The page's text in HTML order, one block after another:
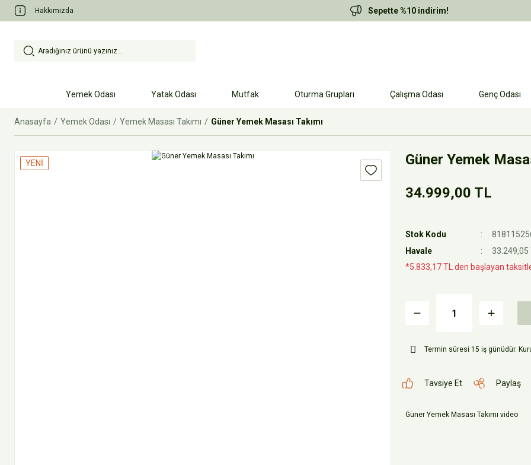
Hakkımızda Sepette %10 indirim!
Yemek Odası Yatak Odası Mutfak Oturma Grupları Çalışma Odası Genç Odası
Anasayfa Yemek Odası Yemek Masası Takımı Güner Yemek Masası Takımı
YENİ
Güner Yemek
34.999,00 TL
Stok Kodu
Havale
33.249,05
*5.833,17 TL den başlayan
Termin süresi 15 iş günüdür.
Tavsiye Et Paylaş
Güner Yemek Masası Takımı video